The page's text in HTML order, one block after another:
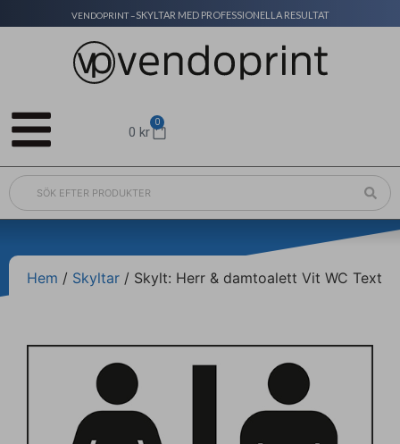
VENDOPRINT –SKYLTAR MED PROFESSIONELLA RESULTAT
0kr
0
Hem / Skyltar / Skylt: Herr & damtoalett Vit WC Text